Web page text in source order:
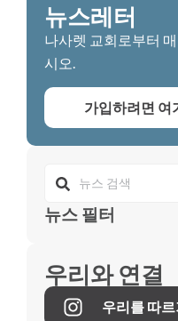
뉴스레터
나사렛 교회로부터
시오.
가입하려면 여
뉴스 필터
우리와 연결
우리를 따르